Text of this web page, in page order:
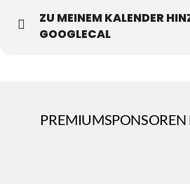
ZU MEINEM KALENDER
GOOGLECAL
PREMIUMSPONSOREN